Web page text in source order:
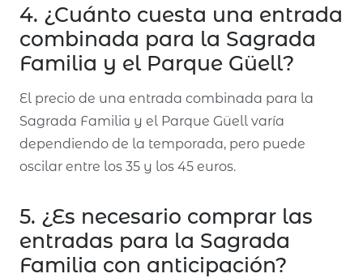
4. ¿Cuánto cuesta una entrada
combinada para la Sagrada
Familia y el Parque Güell?
El precio de una entrada combinada para la
Sagrada Familia y el Parque Güell varía
dependiendo de la temporada, pero puede
oscilar entre los 35 y los 45 euros.
5. ¿Es necesario comprar las
entradas para la Sagrada
Familia con anticipación?